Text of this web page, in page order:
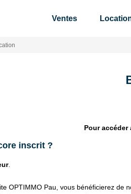
Ventes
Pour
inscrit ?
.
OPTIMMO Pau, vous bénéficierez de